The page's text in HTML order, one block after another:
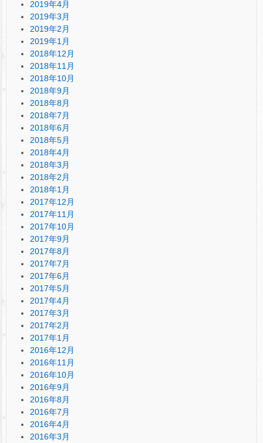
2019年4月
2019年3月
2019年2月
2019年1月
2018年12月
2018年11月
2018年10月
2018年9月
2018年8月
2018年7月
2018年6月
2018年5月
2018年4月
2018年3月
2018年2月
2018年1月
2017年12月
2017年11月
2017年10月
2017年9月
2017年8月
2017年7月
2017年6月
2017年5月
2017年4月
2017年3月
2017年2月
2017年1月
2016年12月
2016年11月
2016年10月
2016年9月
2016年8月
2016年7月
2016年4月
2016年3月